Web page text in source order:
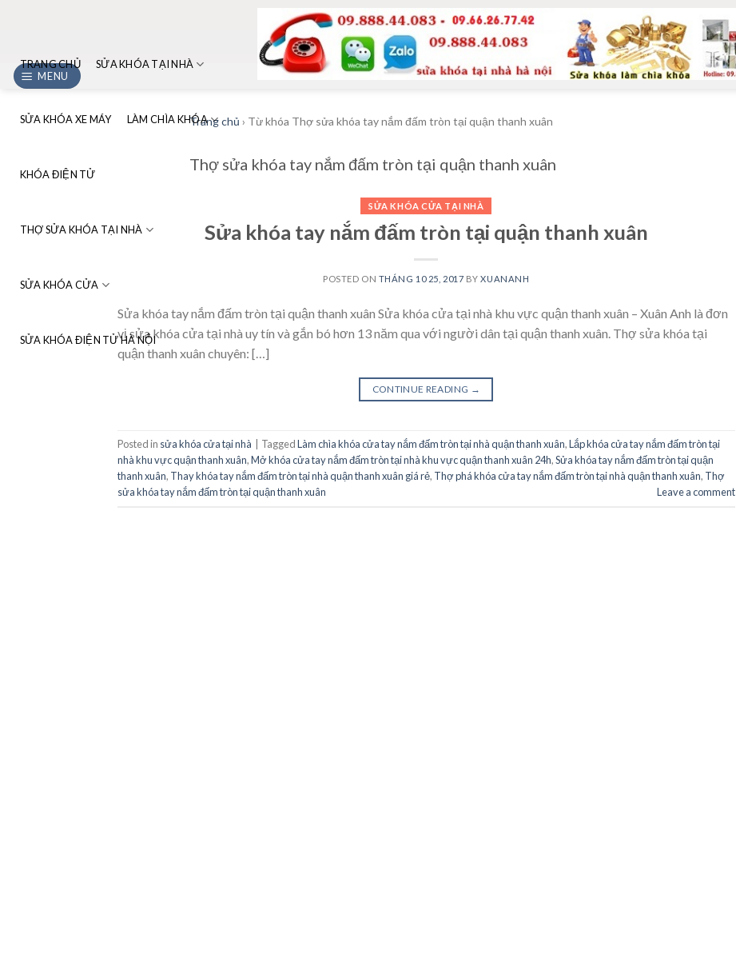
TRANG CHỦ SỬA KHÓA TẠI NHÀ
SỬA KHÓA XE MÁY LÀM CHÌA KHÓA
KHÓA ĐIỆN TỬ
THỢ SỬA KHÓA TẠI NHÀ
SỬA KHÓA CỬA
SỬA KHÓA ĐIỆN TỬ HÀ NỘI
MENU
Trang chủ › Từ khóa Thợ sửa khóa tay nắm đấm tròn tại quận thanh xuân
Thợ sửa khóa tay nắm đấm tròn tại quận thanh xuân
SỬA KHÓA CỬA TẠI NHÀ
Sửa khóa tay nắm đấm tròn tại quận thanh xuân
POSTED ON THÁNG 10 25, 2017 BYXUANANH
Sửa khóa tay nắm đấm tròn tại quận thanh xuân Sửa khóa cửa tại nhà khu vực quận thanh xuân – Xuân Anh là đơn
vị sửa khóa cửa tại nhà uy tín và gắn bó hơn 13 năm qua với người dân tại quận thanh xuân. Thợ sửa khóa tại
quận thanh xuân chuyên: […]
CONTINUE READING →
Posted in sửa khóa cửa tại nhà TaggedLàm chìa khóa cửa tay nắm đấm tròn tại nhà quận thanh xuân,Lắp khóa cửa tay nắm đấm tròn tại
nhà khu vực quận thanh xuân,Mở khóa cửa tay nắm đấm tròn tại nhà khu vực quận thanh xuân 24h,Sửa khóa tay nắm đấm tròn tại quận
thanh xuân, Thay khóa tay nắm đấm tròn tại nhà quận thanh xuân giá rẻ, Thợ phá khóa cửa tay nắm đấm tròn tại nhà quận thanh xuân, Thợ
sửa khóa tay nắm đấm tròn tại quận thanh xuân
Leave a comment